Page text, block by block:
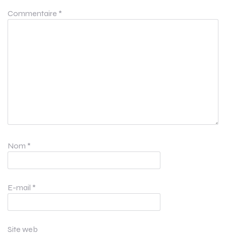
Commentaire *
Nom *
E-mail *
Site web